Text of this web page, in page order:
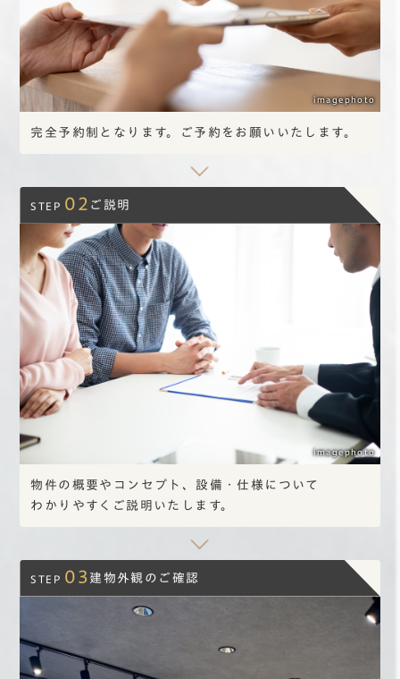
imagephoto
完全予約制となります。 ご予約を お願いいたします。
STEP 02 ご説明
imagephoto
物件の概要や コンセプト、 設備・ 仕様について
わかりやすく ご説明いたします。
STEP 03 建物外観のご確認